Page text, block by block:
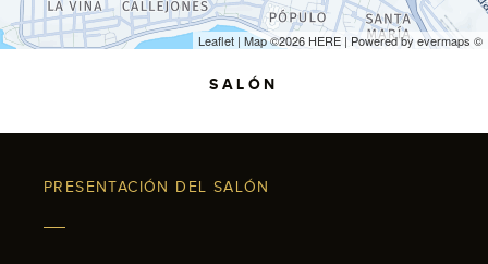
Leaflet | Map ©2026 HERE | Powered byevermaps ©
SALÓN
PRESENTACIÓN DEL SALÓN